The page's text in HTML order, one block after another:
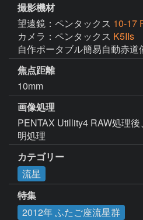
撮影機材
望遠鏡：ペンタックス 10-17
カメラ：ペンタックス K5IIs
自作ポータブル簡易自動赤道
焦点距離
10mm
画像処理
PENTAX Utillity4 RAW処理
明処理
カテゴリー
流星
特集
2012年 ふたご座流星群